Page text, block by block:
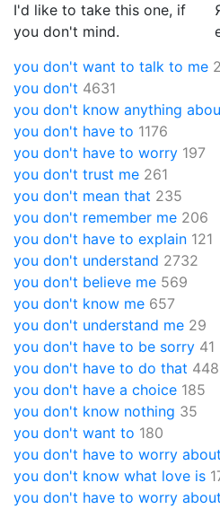
I'd like to take this one, if
you don't mind.
you don't want to talk to me
you don't 4631
you don't know anything
you don't have to 1176
you don't have to worry 197
you don't trust me 261
you don't mean that 235
you don't remember me 206
you don't have to explain 121
you don't understand 2732
you don't believe me 569
you don't know me 657
you don't understand me 29
you don't have to be sorry 41
you don't have to do that 448
you don't have a choice 185
you don't know nothing 35
you don't want to 180
you don't have to worry
you don't know what love is
you don't have to worry